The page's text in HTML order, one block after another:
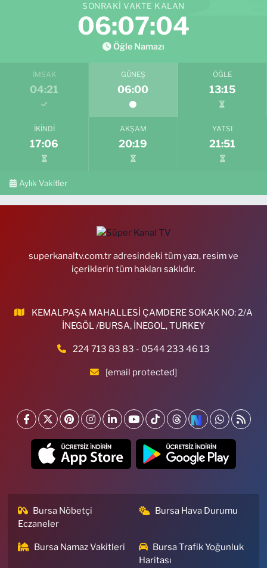
SONRAKI VAKTE KALAN
06:07:03
Öğle Namazı
İMSAK
04:21
GÜNEŞ
06:00
ÖĞLE
13:15
İKINDI
17:06
AKŞAM
20:19
YATSI
21:51
Aylık Vakitler
superkanaltv.com.tr adresindeki tüm yazı, resim ve
içeriklerin tüm hakları saklıdır.
KEMALPAŞA MAHALLESİ ÇAMDERE SOKAK NO: 2/A
İNEGÖL /BURSA, İNEGOL, TURKEY
224 713 83 83 - 0544 233 46 13
[email protected]
Bursa Nöbetçi
Eczaneler
Bursa Hava Durumu
Bursa Namaz Vakitleri
Bursa Trafik Yoğunluk
Haritası